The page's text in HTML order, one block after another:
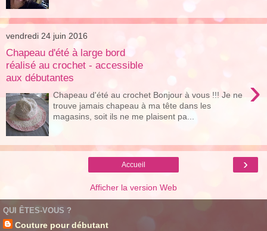
vendredi 24 juin 2016
Chapeau d'été à large bord
réalisé au crochet - accessible
aux débutantes
›
Chapeau d'été au crochet Bonjour à vous !!! Je ne
trouve jamais chapeau à ma tête dans les
magasins, soit ils ne me plaisent pa...
›
Accueil
Afficher la version Web
QUI ÊTES-VOUS ?
Couture pour débutant